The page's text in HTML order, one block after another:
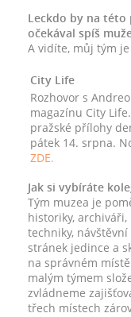
Leckdo by na
očekával spíš
A vidíte, můj tým
City Life
Rozhovor s
magazínu City
pražské přílohy
pátek 14. srpna.
ZDE.
Jak si vybíráte
Tým muzea je
historiky,
techniky,
stránek jedince a
na správném
malým týmem
zvládneme
třech místech